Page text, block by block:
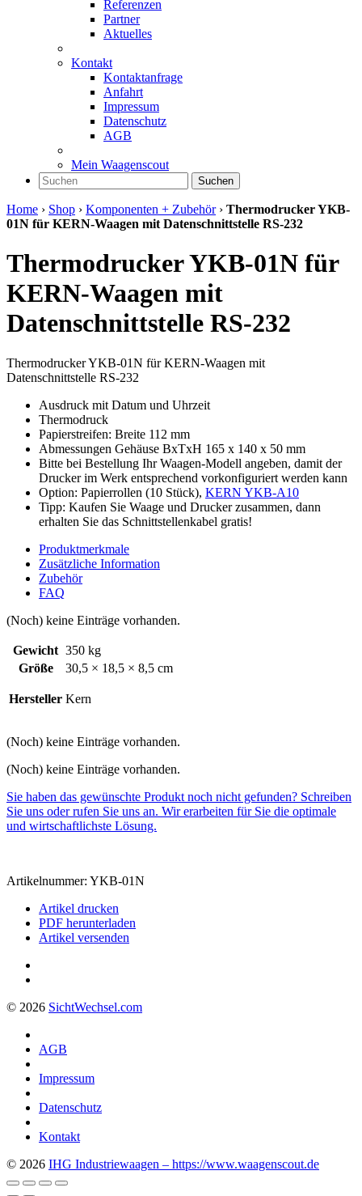
Referenzen
Partner
Aktuelles
Kontakt
Kontaktanfrage
Anfahrt
Impressum
Datenschutz
AGB
Mein Waagenscout
Suchen
Home › Shop › Komponenten + Zubehör› Thermodrucker YKB-
01N für KERN-Waagen mit Datenschnittstelle RS-232
Thermodrucker YKB-01N für
KERN-Waagen mit
Datenschnittstelle RS-232
Thermodrucker YKB-01N für KERN-Waagen mit
Datenschnittstelle RS-232
Ausdruck mit Datum und Uhrzeit
Thermodruck
Papierstreifen: Breite 112 mm
Abmessungen Gehäuse BxTxH 165 x 140 x 50 mm
Bitte bei Bestellung Ihr Waagen-Modell angeben, damit der
Drucker im Werk entsprechend vorkonfiguriert werden kann
Option: Papierrollen (10 Stück), KERN YKB-A10
Tipp: Kaufen Sie Waage und Drucker zusammen, dann
erhalten Sie das Schnittstellenkabel gratis!
Produktmerkmale
Zusätzliche Information
Zubehör
FAQ
(Noch) keine Einträge vorhanden.
Gewicht 350 kg
Größe
30,5 × 18,5 × 8,5 cm
Hersteller Kern
(Noch) keine Einträge vorhanden.
(Noch) keine Einträge vorhanden.
Sie haben das gewünschte Produkt noch nicht gefunden? Schreiben
Sie uns oder rufen Sie uns an. Wir erarbeiten für Sie die optimale
und wirtschaftlichste Lösung.
Artikelnummer: YKB-01N
Artikel drucken
PDF herunterladen
Artikel versenden
© 2026 SichtWechsel.com
AGB
Impressum
Datenschutz
Kontakt
© 2026 IHG Industriewaagen – https://www.waagenscout.de